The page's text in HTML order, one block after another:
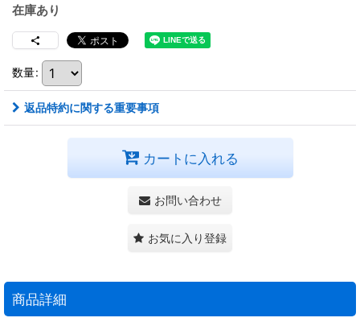
在庫あり
数量:
返品特約に関する重要事項
カートに入れる
お問い合わせ
お気に入り登録
商品詳細